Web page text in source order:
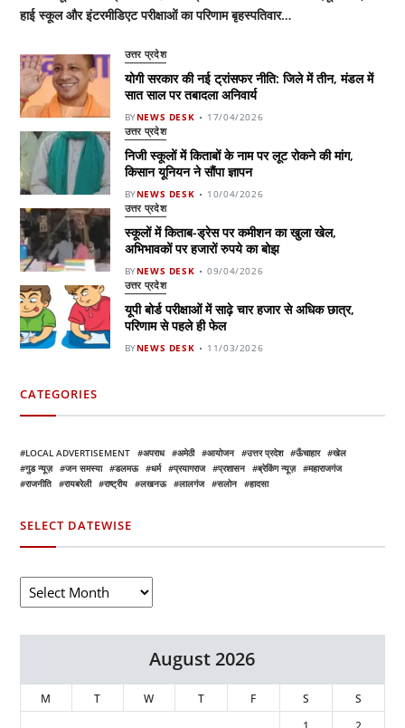
हाई स्कूल और इंटरमीडिएट परीक्षाओं का परिणाम बृहस्पतिवार…
उत्तर प्रदेश
योगी सरकार की नई ट्रांसफर नीति: जिले में तीन, मंडल में
सात साल पर तबादला अनिवार्य
BYNEWS DESK 17/04/2026
उत्तर प्रदेश
निजी स्कूलों में किताबों के नाम पर लूट रोकने की मांग,
किसान यूनियन ने सौंपा ज्ञापन
BYNEWS DESK 10/04/2026
उत्तर प्रदेश
स्कूलों में किताब-ड्रेस पर कमीशन का खुला खेल,
अभिभावकों पर हजारों रुपये का बोझ
BYNEWS DESK 09/04/2026
उत्तर प्रदेश
यूपी बोर्ड परीक्षाओं में साढ़े चार हजार से अधिक छात्र,
परिणाम से पहले ही फेल
BYNEWS DESK 11/03/2026
CATEGORIES
LOCAL ADVERTISEMENT अपराध अमेठी आयोजन उत्तर प्रदेश ऊँचाहार
खेल
गुड न्यूज़
जन समस्या डलमऊ धर्म प्रयागराज प्रशासन ब्रेकिंग न्यूज़
महाराजगंज
राजनीति
रायबरेली राष्ट्रीय लखनऊ लालगंज सलोन हादसा
SELECT DATEWISE
August 2026
M T W T F S
S